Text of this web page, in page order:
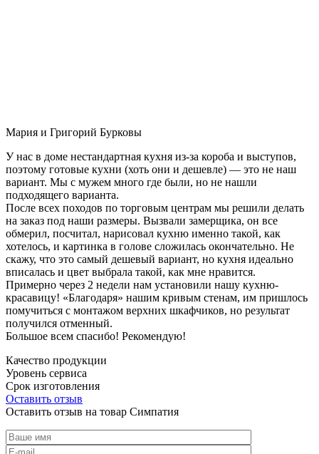
Мария и Григорий Бурковы
У нас в доме нестандартная кухня из-за короба и выступов,
поэтому готовые кухни (хоть они и дешевле) — это не наш
вариант. Мы с мужем много где были, но не нашли
подходящего варианта.
После всех походов по торговым центрам мы решили делать
на заказ под наши размеры. Вызвали замерщика, он все
обмерил, посчитал, нарисовал кухню именно такой, как
хотелось, и картинка в голове сложилась окончательно. Не
скажу, что это самый дешевый вариант, но кухня идеально
вписалась и цвет выбрала такой, как мне нравится.
Примерно через 2 недели нам установили нашу кухню-
красавицу! «Благодаря» нашим кривым стенам, им пришлось
помучиться с монтажом верхних шкафчиков, но результат
получился отменный.
Большое всем спасибо! Рекомендую!
Качество продукции
Уровень сервиса
Срок изготовления
Оставить отзыв
Оставить отзыв на товар Симпатия